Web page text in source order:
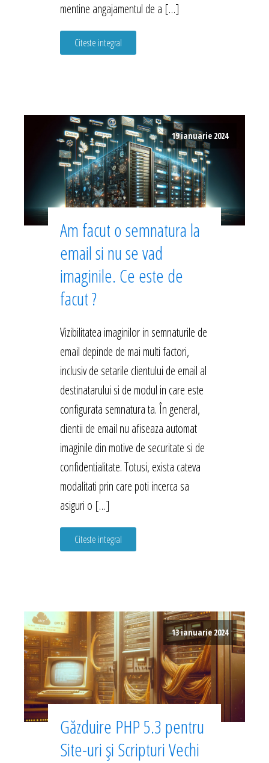
mentine angajamentul de a […]
Citeste integral
19 ianuarie 2024
Am facut o semnatura la
email si nu se vad
imaginile. Ce este de
facut ?
Vizibilitatea imaginilor in semnaturile de
email depinde de mai multi factori,
inclusiv de setarile clientului de email al
destinatarului si de modul in care este
configurata semnatura ta. În general,
clientii de email nu afiseaza automat
imaginile din motive de securitate si de
confidentialitate. Totusi, exista cateva
modalitati prin care poti incerca sa
asiguri o […]
Citeste integral
13 ianuarie 2024
Găzduire PHP 5.3 pentru
Site-uri și Scripturi Vechi